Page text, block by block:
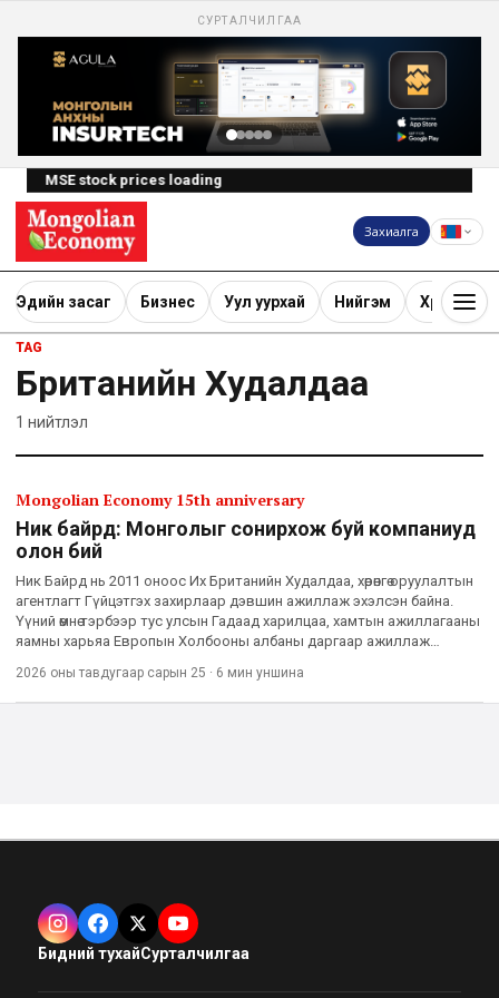
СУРТАЛЧИЛГАА
MSE stock prices loading
Захиалга
Эдийн засаг Бизнес Уул уурхай Нийгэм Хөрөнгө
TAG
Британийн Худалдаа
1 нийтлэл
Mongolian Economy 15th anniversary
Ник байрд: Монголыг сонирхож буй компаниуд
олон бий
Ник Байрд нь 2011 оноос Их Британийн Худалдаа, хөрөнгө оруулалтын
агентлагт Гүйцэтгэх захирлаар дэвшин ажиллаж эхэлсэн байна.
Үүний өмнө тэрбээр тус улсын Гадаад харилцаа, хамтын ажиллагааны
яамны харьяа Европын Холбооны албаны даргаар ажиллаж
2026 оны тавдугаар сарын 25 · 6 мин уншина
Бидний тухайСурталчилгаа